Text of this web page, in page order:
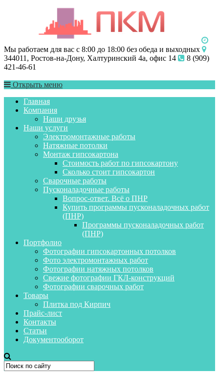
Мы работаем для вас с 8:00 до 18:00 без обеда и выходных
344011, Ростов-на-Дону, Халтуринский 4а, офис 14
8 (909)
421-46-61
Открыть меню
Главная
Компания
Наши друзья
Наши услуги
Электромонтажные работы
Натяжные потолки
Монтаж гипсокартона
Стоимость работ по гипсокартону
Сколько стоит гипсокартон
Сварочные работы
Пусконаладочные работы
Вопрос-ответ. Всё о ПНР
Купить программы пусконаладочных работ
(ПНР)
Программы пусконаладочных работ
(ПНР)
Портфолио
Фотографии гипсокартонных потолков
Фото электромонтажных работ
Фотографии натяжных потолков
Свежие фотографии ГКЛ-конструкций
Фотографии сварочных работ
Товары
Плитка под Кирпич
Прайс-лист
Контакты
Статьи
Документооборот